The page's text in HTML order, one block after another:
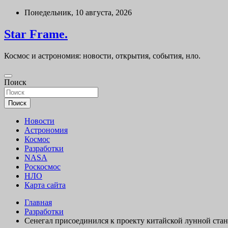
Перейти
содержимому
Понедельник, 10 августа, 2026
Star Frame.
Космос и астрономия: новости, открытия, события, нло.
Поиск
Поиск
Новости
Астрономия
Космос
Разработки
NASA
Роскосмос
НЛО
Карта сайта
Главная
Разработки
Сенегал присоединился к проекту китайской лунной